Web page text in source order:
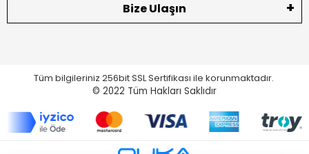
Bize Ulaşın
Tüm bilgileriniz 256bit SSL Sertifikası ile korunmaktadır.
© 2022 Tüm Hakları Saklıdır